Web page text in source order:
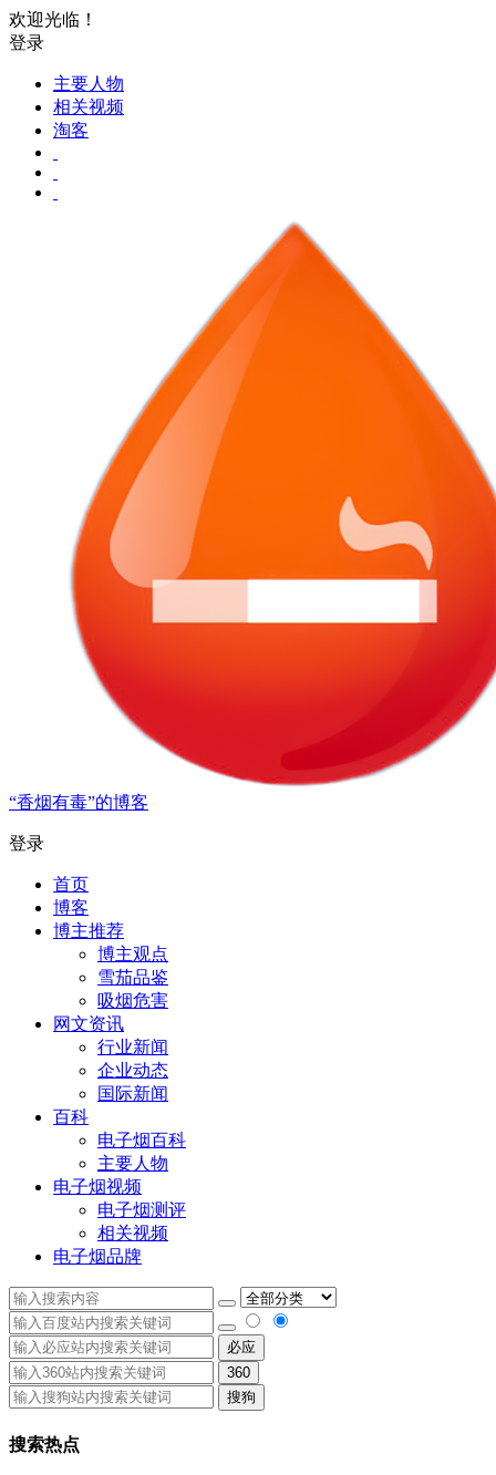
欢迎光临！
登录
主要人物
相关视频
淘客
“香烟有毒”的博客
登录
首页
博客
博主推荐
博主观点
雪茄品鉴
吸烟危害
网文资讯
行业新闻
企业动态
国际新闻
百科
电子烟百科
主要人物
电子烟视频
电子烟测评
相关视频
电子烟品牌
必应
360
搜狗
搜索热点